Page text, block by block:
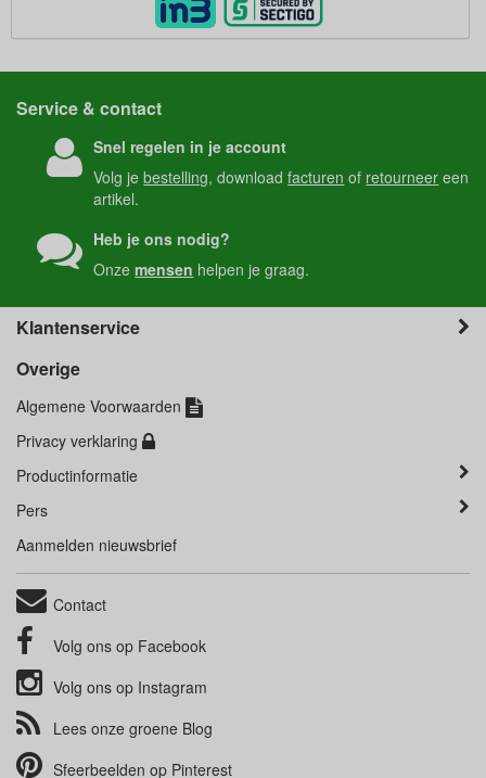
Service & contact
Snel regelen in je account
Volg jebestelling, downloadfacturen of retourneer een
artikel.
Heb je ons nodig?
Onzemensen helpen je graag.
Klantenservice
Overige
Algemene Voorwaarden
Privacy verklaring
Productinformatie
Pers
Aanmelden nieuwsbrief
Contact
Volg ons op Facebook
Volg ons op Instagram
Lees onze groene Blog
Sfeerbeelden op Pinterest